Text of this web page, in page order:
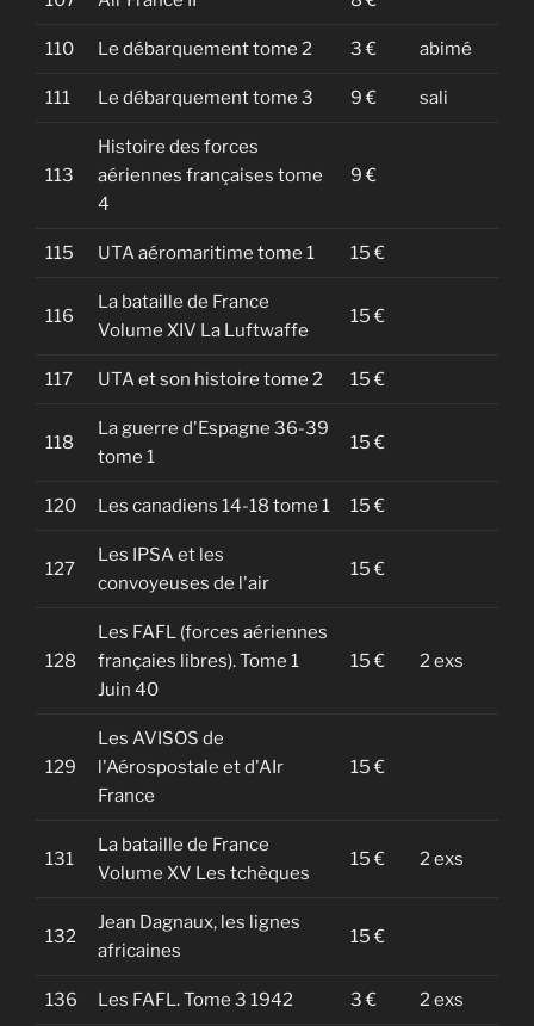
110 Le débarquement tome 2 3 € abimé
111 Le débarquement tome 3 9 € sali
113
Histoire des forces
aériennes françaises tome
4
9 €
115 UTA aéromaritime tome 1 15 €
116
La bataille de France
Volume XIV La Luftwaffe
15 €
117 UTA et son histoire tome 2 15 €
118
La guerre d'Espagne 36-39
tome 1
15 €
120 Les canadiens 14-18 tome 1 15 €
127
Les IPSA et les
convoyeuses de l'air
15 €
128
Les FAFL (forces aériennes
françaies libres). Tome 1
Juin 40
15 € 2 exs
129
Les AVISOS de
l'Aérospostale et d'AIr
France
15 €
131
La bataille de France
Volume XV Les tchèques
15 € 2 exs
132
Jean Dagnaux, les lignes
africaines
15 €
136 Les FAFL. Tome 3 1942 3 € 2 exs